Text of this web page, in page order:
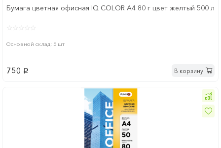
Бумага цветная офисная IQ COLOR А4 80 г цвет желтый 500 л
Основной склад: 5 шт
750 p В корзину